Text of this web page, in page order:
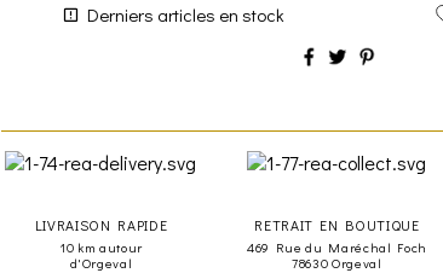
Derniers articles en stock
LIVRAISON RAPIDE
10 km autour
d'Orgeval
RETRAIT EN BOUTIQUE
469 Rue du Maréchal Foch
78630 Orgeval